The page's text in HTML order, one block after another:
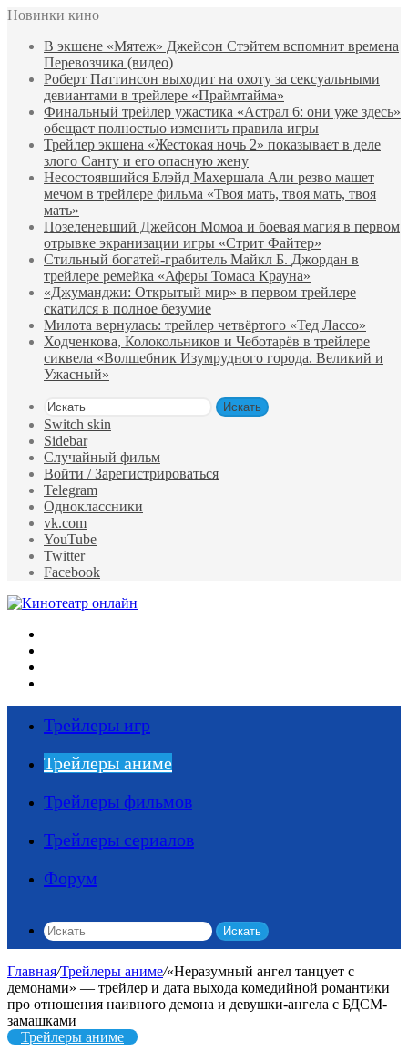
Новинки кино
В экшене «Мятеж» Джейсон Стэйтем вспомнит времена
Перевозчика (видео)
Роберт Паттинсон выходит на охоту за сексуальными
девиантами в трейлере «Праймтайма»
Финальный трейлер ужастика «Астрал 6: они уже здесь»
обещает полностью изменить правила игры
Трейлер экшена «Жестокая ночь 2» показывает в деле
злого Санту и его опасную жену
Несостоявшийся Блэйд Махершала Али резво машет
мечом в трейлере фильма «Твоя мать, твоя мать, твоя
мать»
Позеленевший Джейсон Момоа и боевая магия в первом
отрывке экранизации игры «Стрит Файтер»
Стильный богатей-грабитель Майкл Б. Джордан в
трейлере ремейка «Аферы Томаса Крауна»
«Джуманджи: Открытый мир» в первом трейлере
скатился в полное безумие
Милота вернулась: трейлер четвёртого «Тед Лассо»
Ходченкова, Колокольников и Чеботарёв в трейлере
сиквела «Волшебник Изумрудного города. Великий и
Ужасный»
Искать
Switch skin
Sidebar
Случайный фильм
Войти / Зарегистрироваться
Telegram
Одноклассники
vk.com
YouTube
Twitter
Facebook
Трейлеры игр
Трейлеры аниме
Трейлеры фильмов
Трейлеры сериалов
Форум
Искать
Главная/Трейлеры аниме/«Неразумный ангел танцует с
демонами» — трейлер и дата выхода комедийной романтики
про отношения наивного демона и девушки-ангела с БДСМ-
замашками
Трейлеры аниме